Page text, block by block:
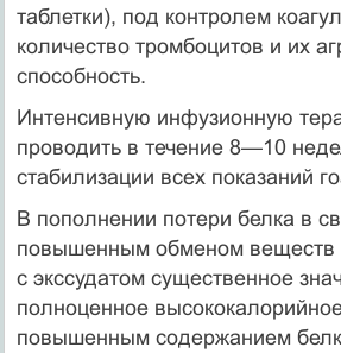
таблетки), под контролем
количество тромбо­цитов и их
способность.
Интенсивную инфузионную
проводить в течение 8—10
стабилизации всех показаний
В пополнении потери белка в
повышенным обменом веществ
с экссудатом существенное
полноценное
повышенным содержанием